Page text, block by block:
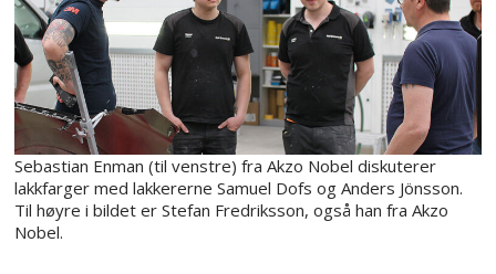
Sebastian Enman (til venstre) fra Akzo Nobel diskuterer
lakkfarger med lakkererne Samuel Dofs og Anders Jönsson.
Til høyre i bildet er Stefan Fredriksson, også han fra Akzo
Nobel.